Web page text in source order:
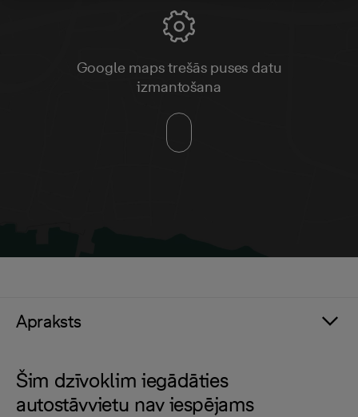
Google maps trešās puses datu
izmantošana
Apraksts
Šim dzīvoklim iegādāties
autostāvvietu nav iespējams